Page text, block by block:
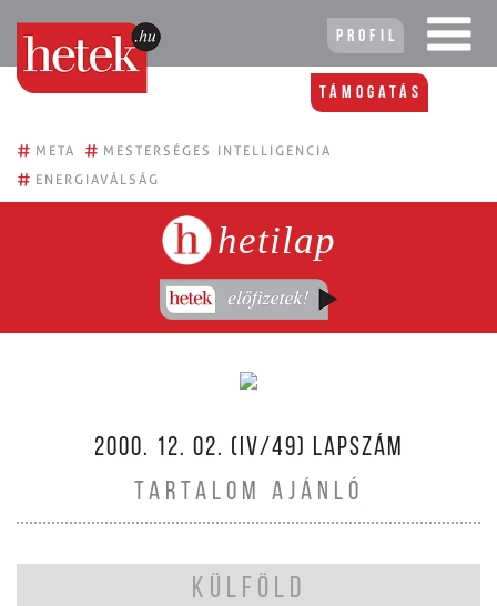
Profil
Támogatás
# META # MESTERSÉGES INTELLIGENCIA
# ENERGIAVÁLSÁG
hetilap
2000. 12. 02. (IV/49) LAPSZÁM
TARTALOM AJÁNLÓ
KÜLFÖLD